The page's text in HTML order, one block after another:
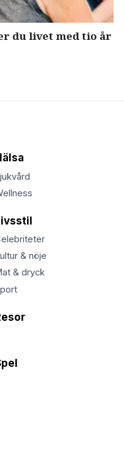
du livet med tio år
& nöje
& dryck